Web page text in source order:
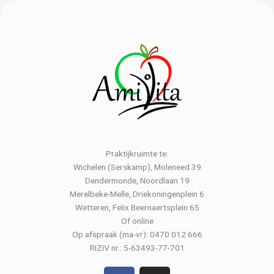
Praktijkruimte te:
Wichelen (Serskamp), Moleneed 39
Dendermonde, Noordlaan 19
Merelbeke-Melle, Driekoningenplein 6
Wetteren, Felix Beernaertsplein 65
Of online
Op afspraak (ma-vr): 0470 012 666
RIZIV nr.: 5-63493-77-701